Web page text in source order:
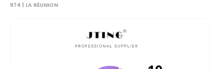
974 | LA RÉUNION